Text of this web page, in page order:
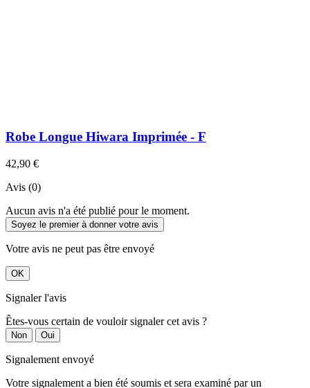
Robe Longue Hiwara Imprimée - F
42,90 €
Avis (0)
Aucun avis n'a été publié pour le moment.
Soyez le premier à donner votre avis
Votre avis ne peut pas être envoyé
OK
Signaler l'avis
Êtes-vous certain de vouloir signaler cet avis ?
Non Oui
Signalement envoyé
Votre signalement a bien été soumis et sera examiné par un